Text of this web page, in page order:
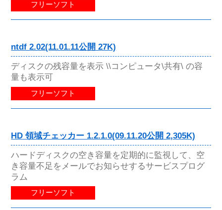
フリーソフト
ntdf 2.02(11.01.11公開 27K)
ディスクの残容量を表示 \\コンピュータ\共有\ の容
量も表示可
フリーソフト
HD 領域チェッカー 1.2.1.0(09.11.20公開 2,305K)
ハードディスクの空き容量を定期的に監視して、空
き容量不足をメールでお知らせするサービスプログ
ラム
フリーソフト